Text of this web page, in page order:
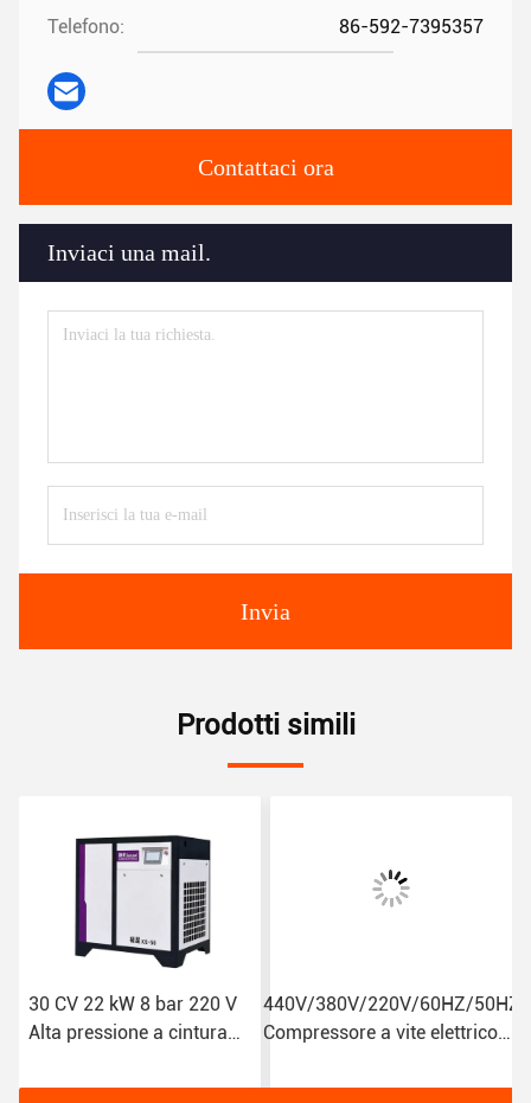
Telefono: 86-592-7395357
Contattaci ora
Inviaci una mail.
Invia
Prodotti simili
30 CV 22 kW 8 bar 220 V
Alta pressione a cintura
Compressore d'aria a vite
440V/380V/220V/60HZ/50HZ
Compressore a vite elettrico
lubrificazione
a